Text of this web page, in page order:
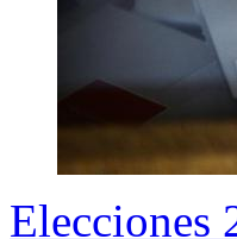
Elecciones